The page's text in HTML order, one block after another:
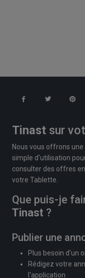
Tinast sur
Nous vous offrons
simple d'utilisation
consulter des offres
votre Tablette.
Que puis-je
Tinast ?
Publier une
Plus besoin d'un
Rédigez votre
l'application